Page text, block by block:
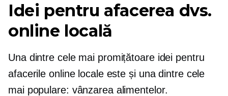
Idei pentru afacerea dvs.
online locală
Una dintre cele mai promițătoare idei pentru
afacerile online locale este și una dintre cele
mai populare: vânzarea alimentelor.